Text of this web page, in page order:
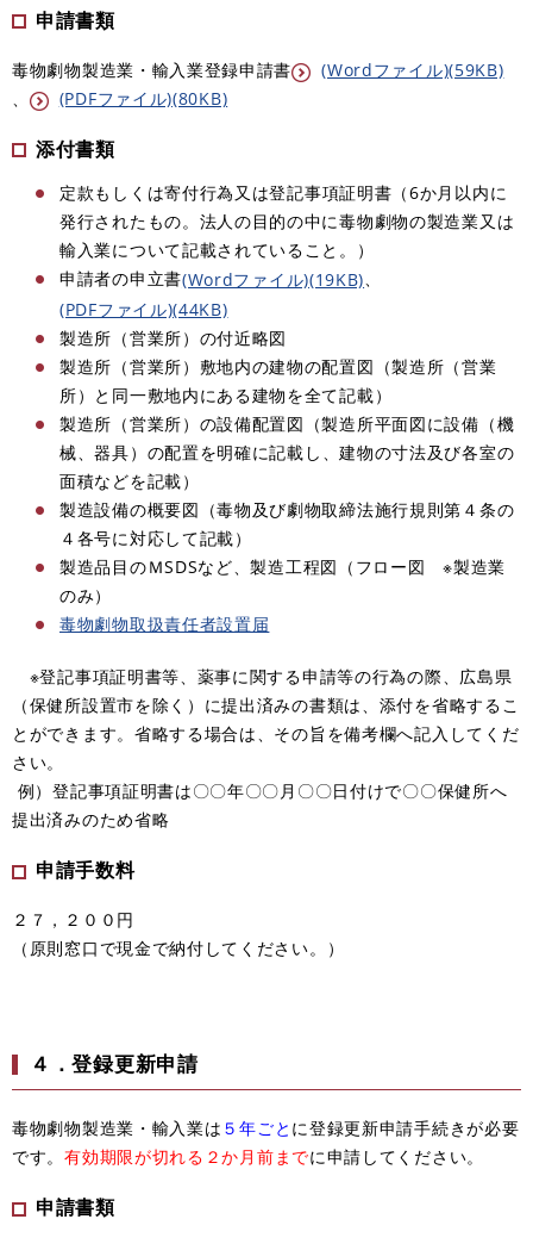
申請書類
毒物劇物製造業・輸入業登録申請書
(Wordファイル)(59KB)
(PDFファイル)(80KB)
添付書類
定款もしくは寄付行為又は登記事項証明書（6か月以内に
発行されたもの。法人の目的の中に毒物劇物の製造業又は
輸入業について記載されていること。）
申請者の申立書(Wordファイル)(19KB)
(PDFファイル)(44KB)
製造所（営業所）の付近略図
製造所（営業所）敷地内の建物の配置図（製造所（営業
所）と同一敷地内にある建物を全て記載）
製造所（営業所）の設備配置図（製造所平面図に設備（機
械、​器具）の配置を明確に記載し 、​建物の寸法及び各室の
面積などを記載）
製造設備の概要図（毒物及び劇物取締法施行規則第４条の
４各号に対応して記載）
製造品目のＭSDSなど、​製造工程図（フロー図 ※製造業
のみ）
毒物劇物取扱責任者設置届
※登記事項証明書等、薬事に関する申請等の行為の際、広島県
（保健所設置市を除く）に提出済みの書類は、添付を省略するこ
とができます。省略する場合は、その旨を備考欄へ記入してくだ
さい。
例）登記事項証明書は〇〇年〇〇月〇〇日付けで〇〇保健所へ
提出済みのため省略
申請手数料
２７，２００円
（原則窓口で現金で納付してください。）
４．登録更新申請
毒物劇物製造業・輸入業は ５年ごと に登録更新申請手続きが必要
です。有効期限が切れる２か月前までに申請してください。
申請書類